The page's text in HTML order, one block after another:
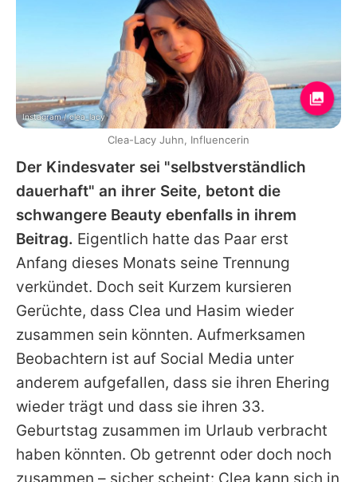
Der Kindesvater sei "selbstverständlich
dauerhaft" an ihrer Seite, betont die
schwangere Beauty ebenfalls in ihrem
Beitrag. Eigentlich hatte das Paar erst
Anfang dieses Monats seine Trennung
verkündet. Doch seit Kurzem kursieren
Gerüchte, dass Clea und Hasim wieder
zusammen sein könnten. Aufmerksamen
Beobachtern ist auf Social Media unter
anderem aufgefallen, dass sie ihren Ehering
wieder trägt und dass sie ihren 33.
Geburtstag zusammen im Urlaub verbracht
haben könnten. Ob getrennt oder doch noch
zusammen – sicher scheint: Clea kann sich in
Instagram / clea_lacy
Clea-Lacy Juhn, Influencerin